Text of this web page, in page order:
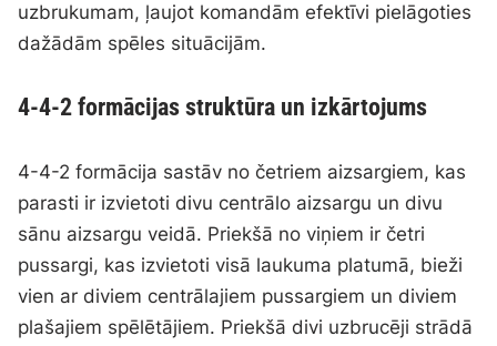
uzbrukumam, ļaujot komandām efektīvi pielāgoties
dažādām spēles situācijām.
4-4-2 formācijas struktūra un izkārtojums
4-4-2 formācija sastāv no četriem aizsargiem, kas
parasti ir izvietoti divu centrālo aizsargu un divu
sānu aizsargu veidā. Priekšā no viņiem ir četri
pussargi, kas izvietoti visā laukuma platumā, bieži
vien ar diviem centrālajiem pussargiem un diviem
plašajiem spēlētājiem. Priekšā divi uzbrucēji strādā